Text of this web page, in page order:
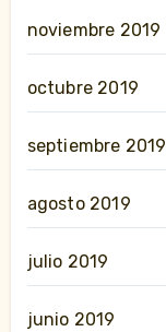
noviembre 2019
octubre 2019
septiembre 2019
agosto 2019
julio 2019
junio 2019